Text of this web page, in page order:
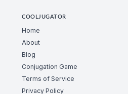
COOLJUGATOR
Home
About
Blog
Conjugation Game
Terms of Service
Privacy Policy